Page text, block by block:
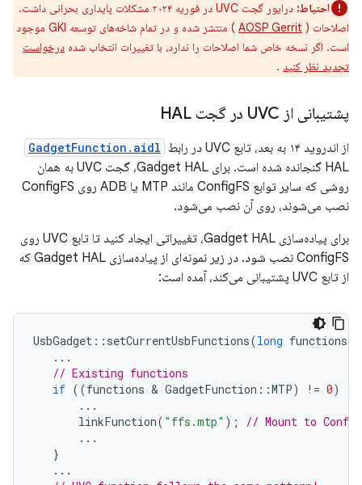
احتیاط:
درایور گجت UVC در فوریه ۲۰۲۴ مشکلات پایداری بحرانی داشت.
اصلاحات ( AOSP Gerrit
) منتشر شده و در تمام شاخه‌های توسعه GKI موجود
است. اگر نسخه خاص شما اصلاحات را ندارد، با تغییرات انتخاب شده درخواست
تجدید نظر کنید .
پشتیبانی از UVC در گجت HAL
از اندروید ۱۴ به بعد، تابع UVC در رابط GadgetFunction.aidl
HAL گنجانده شده است. برای Gadget HAL، گجت UVC به همان
روشی که سایر توابع ConfigFS مانند MTP یا ADB روی ConfigFS
نصب می‌شوند، روی آن نصب می‌شود.
برای پیاده‌سازی Gadget HAL، تغییراتی ایجاد کنید تا تابع UVC روی
ConfigFS نصب شود. در زیر نمونه‌ای از پیاده‌سازی Gadget HAL که
از تابع UVC پشتیبانی می‌کند، آمده است:
UsbGadget :: setCurrentUsbFunctions(long functions
...
// Existing functions
if ((functions & GadgetFunction ::MTP) != 0)
{
...
linkFunction( "ffs.mtp" );
// Mount to
...
}
...